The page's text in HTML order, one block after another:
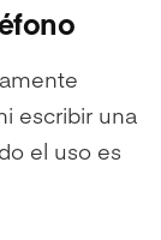
escribir una
el uso es